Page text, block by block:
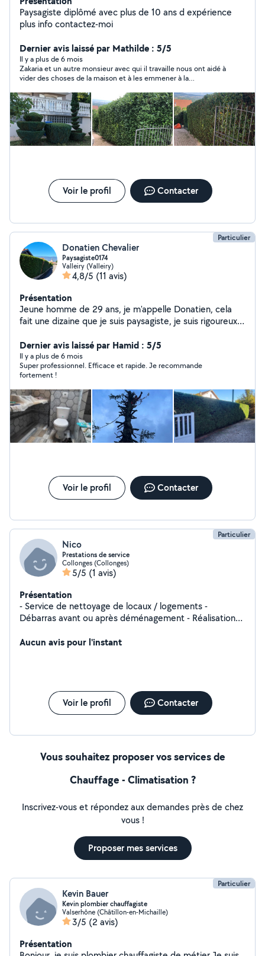
Paysagiste diplômé avec plus de 10 ans d expérience
plus info contactez-moi
Dernier avis laissé par Mathilde : 5/5
Il y a plus de 6 mois
Zakaria et un autre monsieur avec qui il travaille nous ont aidé à
vider des choses de la maison et à les emmener à la
ponctualité, amabilité, flexibilité ; nous avons été très contents
de collaborer avec eux. Nous recommandons avec plaisir !
Encore merci à eux.
Voir le profil Contacter
Particulier
Donatien Chevalier
Paysagiste0174
Valleiry (Valleiry)
4,8/5 (11 avis)
Présentation
Jeune homme de 29 ans, je m'appelle Donatien, cela
fait une dizaine que je suis paysagiste, je suis rigoureux,
Dernier avis laissé par Hamid : 5/5
Il y a plus de 6 mois
Super professionnel. Efficace et rapide. Je recommande
fortement !
Voir le profil Contacter
Particulier
Nico
Prestations de service
Collonges (Collonges)
5/5 (1 avis)
Présentation
- Service de nettoyage de locaux / logements -
Débarras avant ou après déménagement - Réalisation
Aucun avis pour l'instant
Voir le profil Contacter
Vous souhaitez proposer vos services de
Chauffage - Climatisation ?
Inscrivez-vous et répondez aux demandes près de chez
vous !
Proposer mes services
Particulier
Kevin Bauer
Kevin plombier chauffagiste
Valserhône (Châtillon-en-Michaille)
3/5 (2 avis)
Présentation